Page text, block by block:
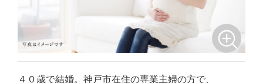
４０歳で結婚。神戸市在住の専業主婦の方で、